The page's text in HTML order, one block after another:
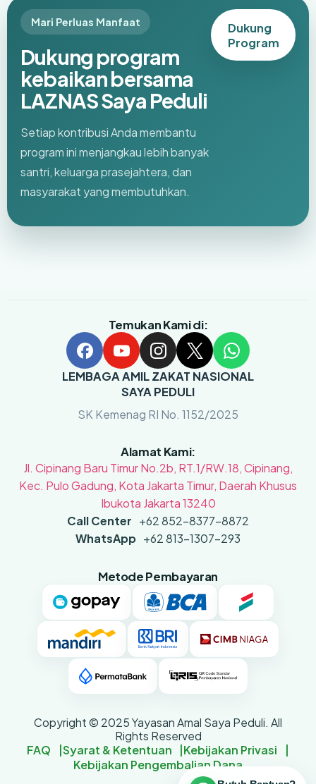
Mari Perluas Manfaat
Dukung program
kebaikan bersama
LAZNAS Saya Peduli
Setiap kontribusi Anda membantu
program ini menjangkau lebih banyak
santri, keluarga prasejahtera, dan
masyarakat yang membutuhkan.
Dukung
Program
Temukan Kami di:
LEMBAGA AMIL ZAKAT NASIONAL
SAYA PEDULI
SK Kemenag RI No. 1152/2025
Alamat Kami:
Jl. Cipinang Baru Timur No.2b, RT.1/RW.18, Cipinang,
Kec. Pulo Gadung, Kota Jakarta Timur, Daerah Khusus
Ibukota Jakarta 13240
Call Center +62 852-8377-8872
WhatsApp +62 813-1307-293
Metode Pembayaran
Copyright © 2025 Yayasan Amal Saya Peduli. All
Rights Reserved
FAQ Syarat & Ketentuan
Kebijakan Privasi
Kebijakan Pengembalian Dana